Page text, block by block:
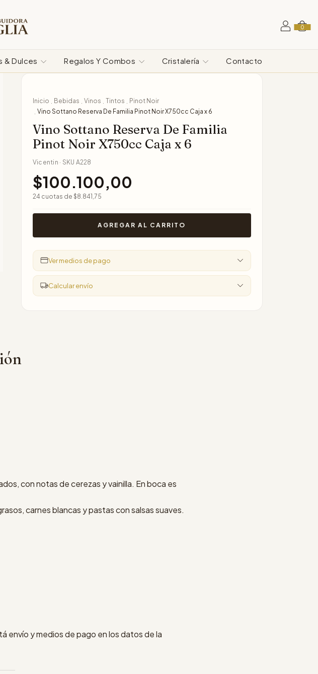
0
& Dulces Regalos Y Combos Cristalería Contacto
Inicio Bebidas Vinos Tintos
Pinot Noir
Vino Sottano Reserva De Familia Pinot Noir X750cc Caja x 6
Vino Sottano Reserva De Familia
Pinot Noir X750cc Caja x 6
Vicentin · SKU A228
$100.100,00
24 cuotas de $8.841,75
Ver medios de pago
Calcular envío
con notas de cerezas y vainilla. En boca es
carnes blancas y pastas con salsas suaves.
envío y medios de pago en los datos de la